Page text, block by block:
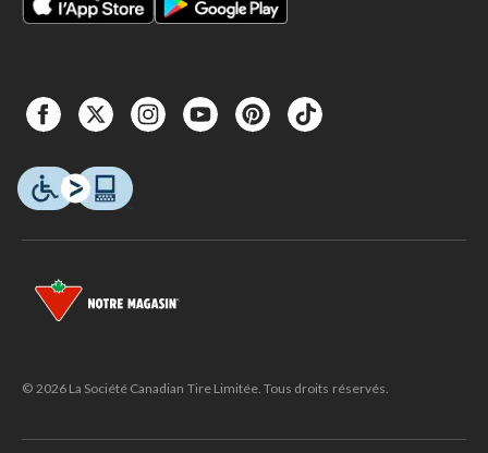
© 2026 La Société Canadian Tire Limitée. Tous droits réservés.